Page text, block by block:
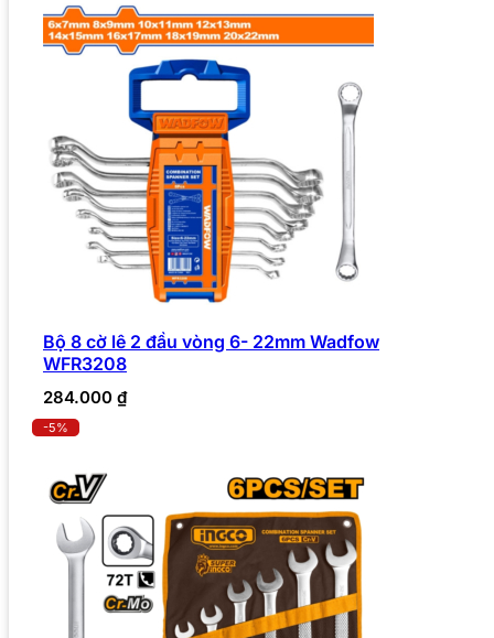
Bộ 8 cờ lê 2 đầu vòng 6- 22mm Wadfow
WFR3208
284.000 ₫
-5%